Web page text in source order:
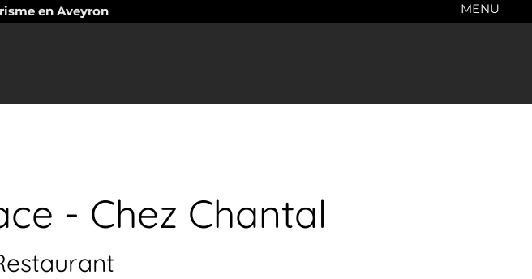
en Aveyron MENU
- Chez Chantal